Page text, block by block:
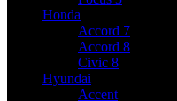
Honda
Accord 7
Accord 8
Civic 8
Hyundai
Accent